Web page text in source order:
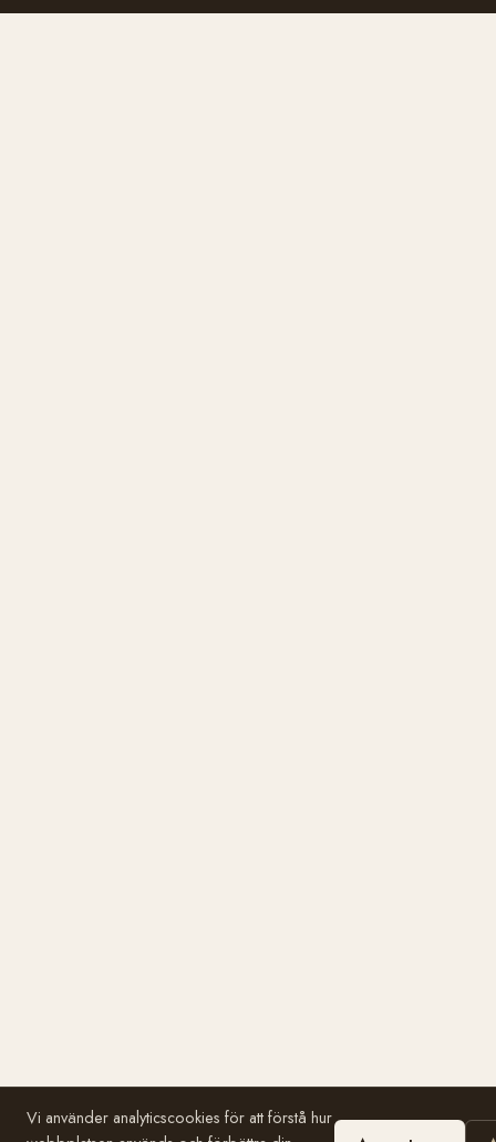
Vi använder analyticscookies för att förstå hur